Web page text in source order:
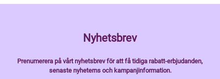
Nyhetsbrev
Prenumerera på vårt nyhetsbrev för att få tidiga rabatt-erbjudanden,
senaste nyheterns och kampanjinformation.